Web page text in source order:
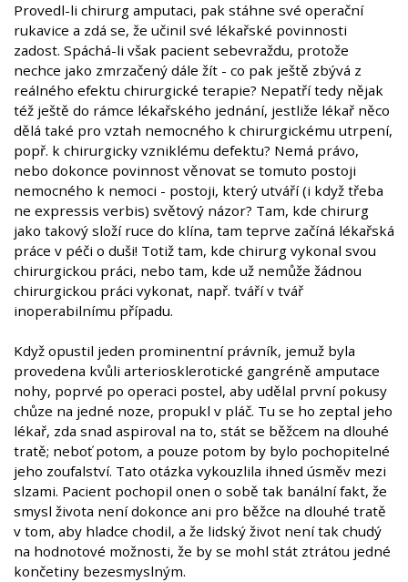
Provedl-li chirurg amputaci, pak stáhne své operační
rukavice a zdá se, že učinil své lékařské povinnosti
zadost. Spáchá-li však pacient sebevraždu, protože
nechce jako zmrzačený dále žít - co pak ještě zbývá z
reálného efektu chirurgické terapie? Nepatří tedy nějak
též ještě do rámce lékařského jednání, jestliže lékař něco
dělá také pro vztah nemocného k chirurgickému utrpení,
popř. k chirurgicky vzniklému defektu? Nemá právo,
nebo dokonce povinnost věnovat se tomuto postoji
nemocného k nemoci - postoji, který utváří (i když třeba
ne expressis verbis) světový názor? Tam, kde chirurg
jako takový složí ruce do klína, tam teprve začíná lékařská
práce v péči o duši! Totiž tam, kde chirurg vykonal svou
chirurgickou práci, nebo tam, kde už nemůže žádnou
chirurgickou práci vykonat, např. tváří v tvář
inoperabilnímu případu.
Když opustil jeden prominentní právník, jemuž byla
provedena kvůli arteriosklerotické gangréně amputace
nohy, poprvé po operaci postel, aby udělal první pokusy
chůze na jedné noze, propukl v pláč. Tu se ho zeptal jeho
lékař, zda snad aspiroval na to, stát se běžcem na dlouhé
tratě; neboť potom, a pouze potom by bylo pochopitelné
jeho zoufalství. Tato otázka vykouzlila ihned úsměv mezi
slzami. Pacient pochopil onen o sobě tak banální fakt, že
smysl života není dokonce ani pro běžce na dlouhé tratě
v tom, aby hladce chodil, a že lidský život není tak chudý
na hodnotové možnosti, že by se mohl stát ztrátou jedné
končetiny bezesmyslným.